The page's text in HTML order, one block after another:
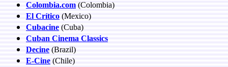
Colombia.com (Colombia)
El Crítico (Mexico)
Cubacine (Cuba)
Cuban Cinema Classics
Decine (Brazil)
E-Cine (Chile)